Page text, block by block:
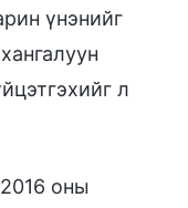
үнэнийг
л
оны